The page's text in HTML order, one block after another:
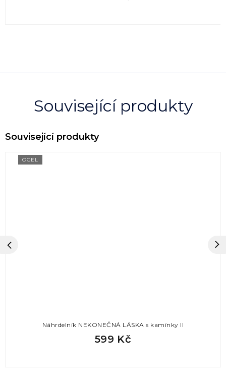
Související produkty
OCEL
Náhrdelník NEKONEČNÁ LÁSKA s kamínky II
599 Kč